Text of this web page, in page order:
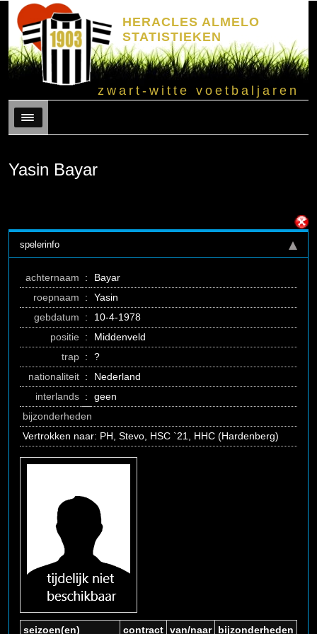
HERACLES ALMELO
STATISTIEKEN
zwart-witte voetbaljaren
Menu
Yasin Bayar
spelerinfo
achternaam :
Bayar
roepnaam
:
Yasin
gebdatum
:
10-4-1978
positie :
Middenveld
trap :
?
nationaliteit :
Nederland
interlands :
geen
bijzonderheden
Vertrokken naar: PH, Stevo, HSC `21, HHC (Hardenberg)
seizoen(en) contract van/naar bijzonderheden